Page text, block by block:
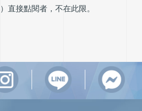
直接點閱者，不在此限。